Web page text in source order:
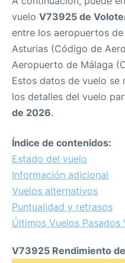
vuelo V73925 de
entre los aeropuertos de
Asturias (Código de
Aeropuerto de Málaga
Estos datos de vuelo se
los detalles del vuelo
de 2026.
Índice de contenidos:
Estado del vuelo
Información adicional
Vuelos alternativos
Puntualidad y retrasos
Últimos Vuelos Pasados
V73925 Rendimiento